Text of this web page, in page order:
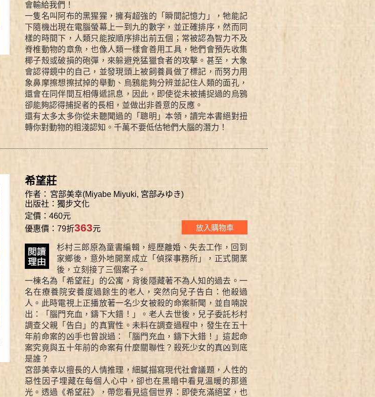
會輸給我們！
一隻名叫阿布的黑猩猩，擁有超強的「瞬間記憶力」，牠能記
下隨機出現在電腦螢幕上一到九的數字，並正確排序，然而同
樣的時間下，人類只能按順序排出前五個；常被認為智力不及
脊椎動物的章魚，也像人類一樣會善用工具，牠們會預先收集
椰子殼或破損的砲彈，來躲避兇猛獵食者的攻擊。甚至，大象
會認得鏡中的自己，並發現頭上被飼養員做了標記，而努力用
象鼻摩擦想擦拭掉的舉動、烏鴉能夠分辨並記住人類的面孔，
還會在同伴間互相傳遞訊息，因此，即使從未被捕捉過的烏鴉
卻能夠認得捕捉者的長相，並做出非善意的反應。
還有太多太多你從未聽聞過的「聰明」本領，讀完本書絕對扭
轉你對動物的粗淺認知。千萬不要低估牠們大腦的潛力！
希望莊
作者： 宮部美幸(Miyabe Miyuki, 宮部みゆき)
出版社： 獨步文化
定價：460元
優惠價：79折363元 放入購物車
杉村三郎原為童書編輯，經歷離婚、失去工作，回到
家鄉後，意外地開業成立「偵探事務所」，正式開業
後，立刻接了三個案子。
一棟名為「希望莊」的公寓，背後隱藏著不為人知的過去。一
名在療養院安養度過餘生的老人，突然向兒子告白：他殺過
人。此時電視上正播放著一名少女被殺的命案新聞，並自喃說
出：「腦門充血，鑄下大錯！」。老人去世後，兒子委託杉村
調查父親「告白」的真實性。未料在調查過程中，發生在五十
年前命案的凶手也曾說過：「腦門充血，鑄下大錯！」這起命
案究竟與五十年前的命案有什麼關聯性？殺死少女的真凶到底
是誰？
宮部美幸以擅長的人情推理，細膩描寫現代社會議題，人性的
惡性因子埋藏在每個人心中，卻也在黑暗中看見溫暖的那道
光。透過《希望莊》，帶您看見這個世界：即使充滿絕望，也